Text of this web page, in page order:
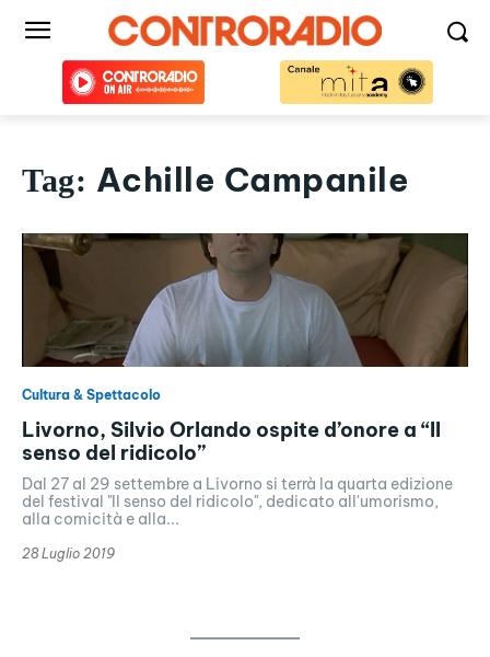
Tag: Achille Campanile
Cultura & Spettacolo
Livorno, Silvio Orlando ospite d’onore a “Il
senso del ridicolo”
Dal 27 al 29 settembre a Livorno si terrà la quarta edizione
del festival "Il senso del ridicolo", dedicato all'umorismo,
alla comicità e alla...
28 Luglio 2019